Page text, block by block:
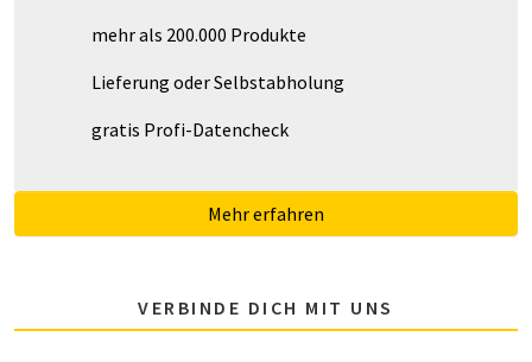
mehr als 200.000 Produkte
Lieferung oder Selbstabholung
gratis Profi-Datencheck
Mehr erfahren
VERBINDE DICH MIT UNS